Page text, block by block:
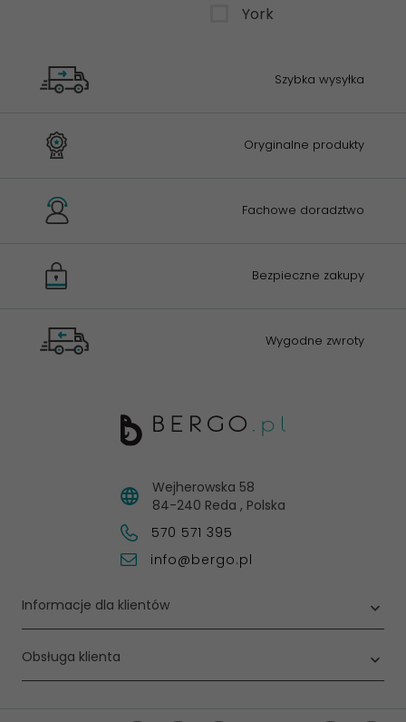
York
Szybka wysyłka
Oryginalne produkty
Fachowe doradztwo
Bezpieczne zakupy
Wygodne zwroty
Wejherowska 58
84-240 Reda , Polska
570 571 395
info@bergo.pl
Informacje dla klientów
Obsługa klienta